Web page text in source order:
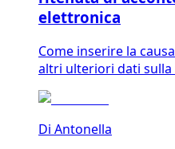
elettronica
Come inserire la
altri ulteriori dati
Di Antonella